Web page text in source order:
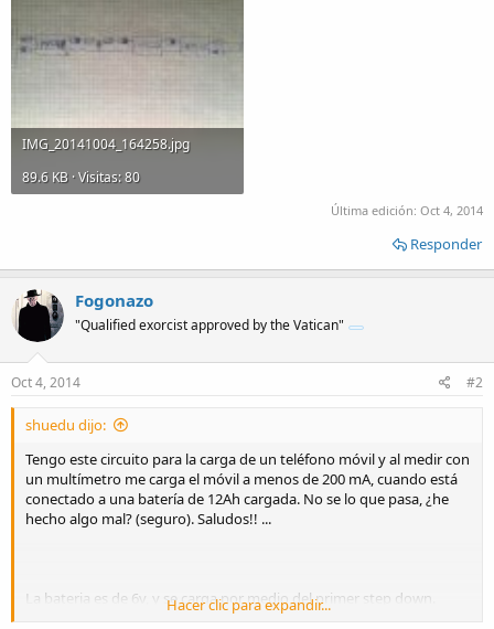
IMG_20141004_164258.jpg
89.6 KB · Visitas: 80
Última edición: Oct 4, 2014
Responder
Fogonazo
"Qualified exorcist approved by the Vatican"
Oct 4, 2014 #2
shuedu dijo:
Tengo este circuito para la carga de un teléfono móvil y al medir con
un multímetro me carga el móvil a menos de 200 mA, cuando está
conectado a una batería de 12Ah cargada. No se lo que pasa, ¿he
hecho algo mal? (seguro). Saludos!! ...
La bateria es de 6v, y se carga por medio del primer step down.
Despues de la bateria, el voltaje se sube a 12v (step up) y después se
Hacer clic para expandir...